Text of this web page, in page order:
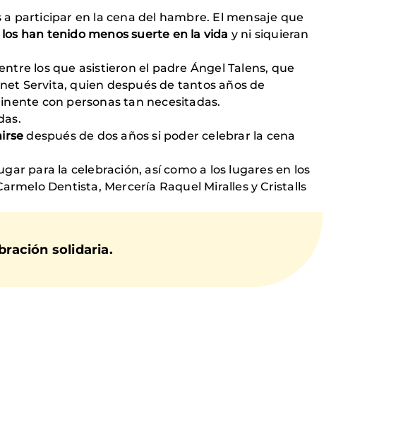
participar en la cena del hambre. El mensaje que
han tenido menos suerte en la vida y ni siquieran
los que asistieron el padre Ángel Talens, que
Servita, quien después de tantos años de
con personas tan necesitadas.
después de dos años si poder celebrar la cena
para la celebración, así como a los lugares en los
Dentista, Mercería Raquel Miralles y Cristalls
solidaria.